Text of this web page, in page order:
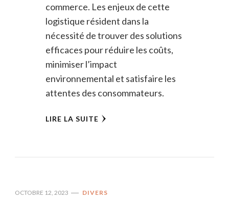
commerce. Les enjeux de cette
logistique résident dans la
nécessité de trouver des solutions
efficaces pour réduire les coûts,
minimiser l’impact
environnemental et satisfaire les
attentes des consommateurs.
LIRE LA SUITE
OCTOBRE 12, 2023 DIVERS